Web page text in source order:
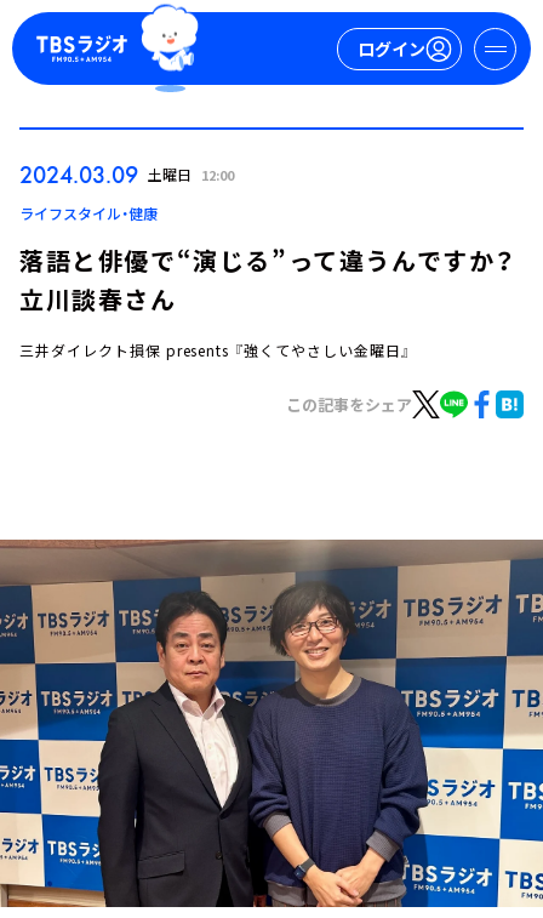
ログイン
ログイン
お知らせ
イベント・グッズ
YouTube
会社情報
2024.03.09 土曜日 12:00
ライフスタイル・健康
落語と俳優で“演じる”って違うんですか？
立川談春さん
三井ダイレクト損保 presents 『強くてやさしい金曜日』
この記事をシェア